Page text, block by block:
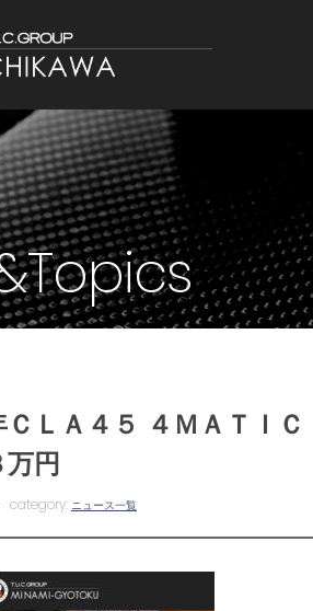
ＣＬＡ４５ ４ＭＡＴ
円
category: ニュース一覧